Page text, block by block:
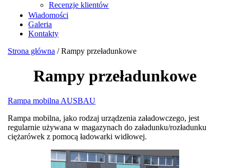
Recenzje klientów
Wiadomości
Galeria
Kontakty
Strona główna / Rampy przeładunkowe
Rampy przeładunkowe
Rampa mobilna AUSBAU
Rampa mobilna, jako rodzaj urządzenia załadowczego, jest
regularnie używana w magazynach do załadunku/rozładunku
ciężarówek z pomocą ładowarki widłowej.